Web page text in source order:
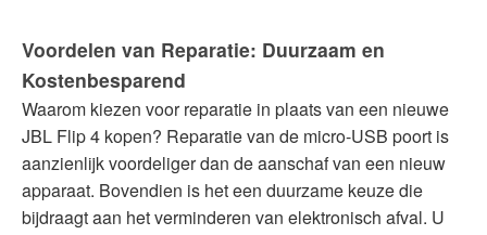
Voordelen van Reparatie: Duurzaam en
Kostenbesparend
Waarom kiezen voor reparatie in plaats van een nieuwe
JBL Flip 4 kopen? Reparatie van de micro-USB poort is
aanzienlijk voordeliger dan de aanschaf van een nieuw
apparaat. Bovendien is het een duurzame keuze die
bijdraagt aan het verminderen van elektronisch afval. U